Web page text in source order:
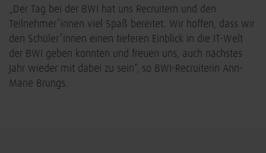
„Der Tag bei der BWI hat uns Recruitern und den
Teilnehmer*innen viel Spaß bereitet. Wir hoffen, dass wir
den Schüler*innen einen tieferen Einblick in die IT-Welt
der BWI geben konnten und freuen uns, auch nächstes
Jahr wieder mit dabei zu sein“, so BWI-Recruiterin Ann-
Marie Brungs.